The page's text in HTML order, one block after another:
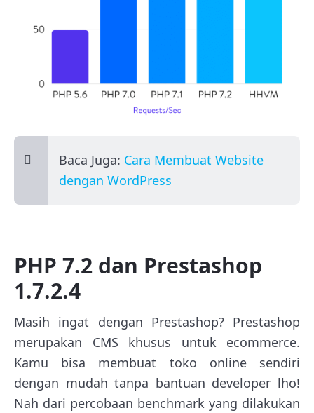
Baca Juga: Cara Membuat Website
dengan WordPress
PHP 7.2 dan Prestashop
1.7.2.4
Masih ingat dengan Prestashop? Prestashop
merupakan CMS khusus untuk ecommerce.
Kamu bisa membuat toko online sendiri
dengan mudah tanpa bantuan developer lho!
Nah dari percobaan benchmark yang dilakukan